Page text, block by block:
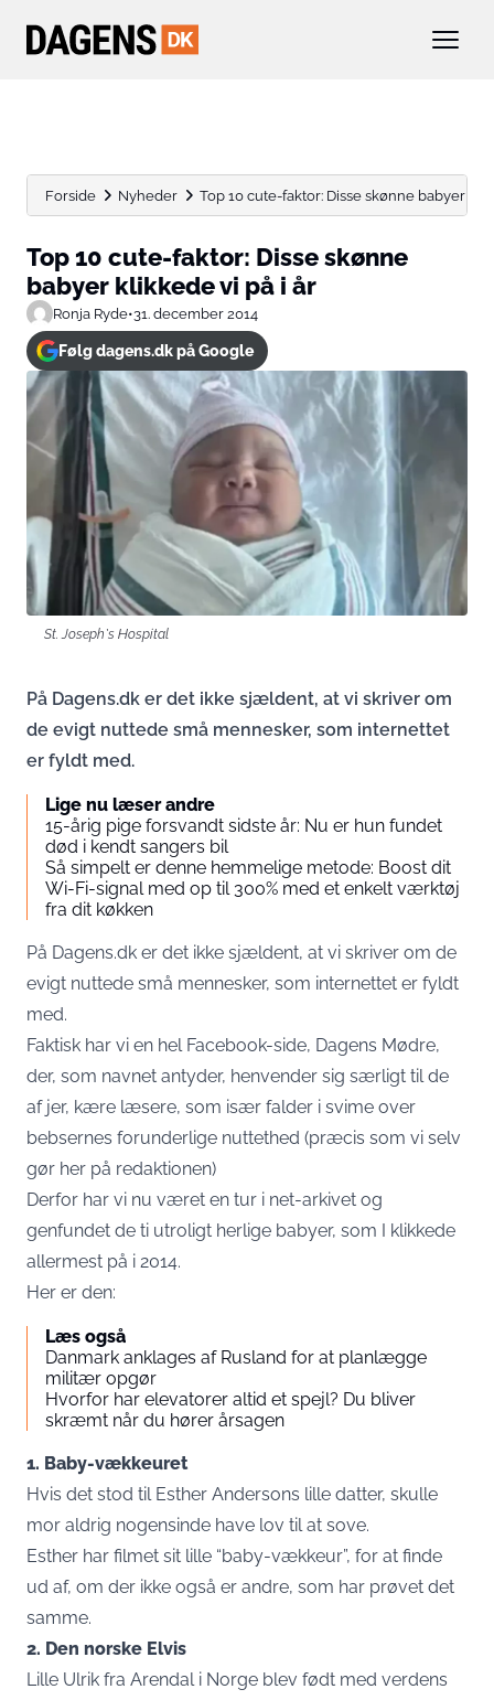
Forside Nyheder Top 10 cute-faktor: Disse skønne babyer
Top 10 cute-faktor: Disse skønne
babyer klikkede vi på i år
Ronja Ryde•31. december 2014
Følg dagens.dk på Google
St. Joseph`s Hospital
På Dagens.dk er det ikke sjældent, at vi skriver om
de evigt nuttede små mennesker, som internettet
er fyldt med.
Lige nu læser andre
15-årig pige forsvandt sidste år: Nu er hun fundet
død i kendt sangers bil
Så simpelt er denne hemmelige metode: Boost dit
Wi-Fi-signal med op til 300% med et enkelt værktøj
fra dit køkken
På Dagens.dk er det ikke sjældent, at vi skriver om de
evigt nuttede små mennesker, som internettet er fyldt
med.
Faktisk har vi en hel Facebook-side, Dagens Mødre,
der, som navnet antyder, henvender sig særligt til de
af jer, kære læsere, som især falder i svime over
bebsernes forunderlige nuttethed (præcis som vi selv
gør her på redaktionen)
Derfor har vi nu været en tur i net-arkivet og
genfundet de ti utroligt herlige babyer, som I klikkede
allermest på i 2014.
Her er den:
Læs også
Danmark anklages af Rusland for at planlægge
militær opgør
Hvorfor har elevatorer altid et spejl? Du bliver
skræmt når du hører årsagen
1. Baby-vækkeuret
Hvis det stod til Esther Andersons lille datter, skulle
mor aldrig nogensinde have lov til at sove.
Esther har filmet sit lille “baby-vækkeur”, for at finde
ud af, om der ikke også er andre, som har prøvet det
samme.
2. Den norske Elvis
Lille Ulrik fra Arendal i Norge blev født med verdens